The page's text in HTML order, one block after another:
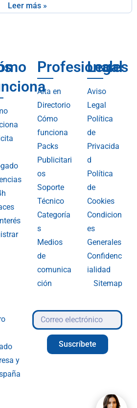
Leer más »
Profesionales
Alta en
Directorio
Cómo
funciona
Packs
Publicitari
os
Soporte
Técnico
Categoría
s
Medios
de
comunica
ción
Legal
Aviso
Legal
Política
de
Privacida
d
Política
de
Cookies
Condicion
es
Generales
Confidenc
ialidad
Sitemap
y
Suscríbete